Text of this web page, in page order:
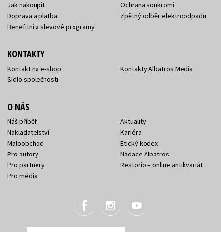
Jak nakoupit
Doprava a platba
Benefitní a slevové programy
Ochrana soukromí
Zpětný odběr elektroodpadu
KONTAKTY
Kontakt na e-shop
Sídlo společnosti
Kontakty Albatros Media
O NÁS
Náš příběh
Nakladatelství
Maloobchod
Pro autory
Pro partnery
Pro média
Aktuality
Kariéra
Etický kodex
Nadace Albatros
Restorio – online antikvariát